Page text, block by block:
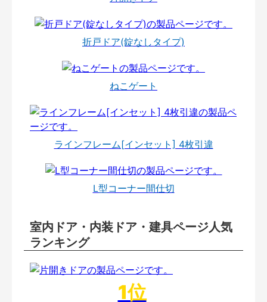
折戸ドア(錠なしタイプ)
ねこゲート
ラインフレーム[インセット] 4枚引違
L型コーナー間仕切
室内ドア・内装ドア・建具ページ人気
ランキング